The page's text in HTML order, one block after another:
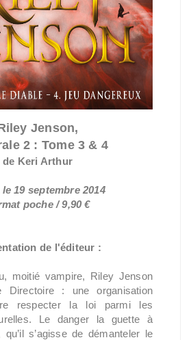
Jenson,
2 : Tome 3 & 4
de Keri Arthur
19 septembre 2014
poche / 9,90 €
de l'éditeur :
moitié vampire, Riley Jenson
Directoire : une organisation
respecter la loi parmi les
Le danger la guette à
qu’il s’agisse de démanteler le